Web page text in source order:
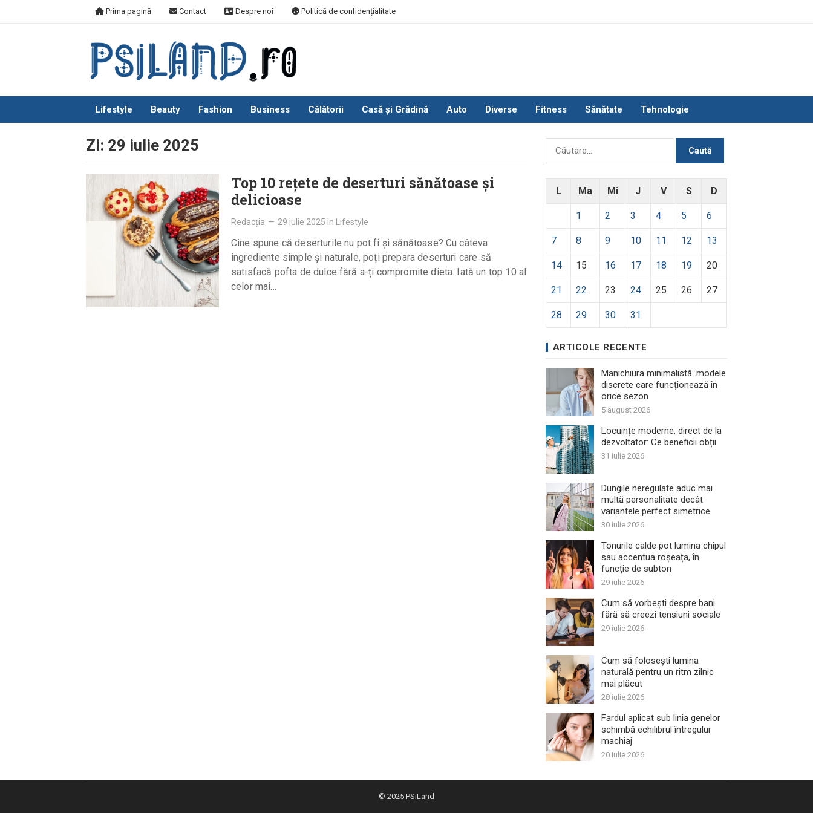
Prima pagină Contact Despre noi Politică de confidențialitate
Lifestyle Beauty Fashion Business Călătorii Casă și Grădină Auto Diverse Fitness Sănătate Tehnologie
Zi: 29 iulie 2025
Top 10 rețete de deserturi sănătoase și
delicioase
Redacția — 29 iulie 2025 in Lifestyle
Cine spune că deserturile nu pot fi și sănătoase? Cu câteva
ingrediente simple și naturale, poți prepara deserturi care să
satisfacă pofta de dulce fără a-ți compromite dieta. Iată un top 10 al
celor mai…
Caută
L Ma Mi J V S D
1 2 3 4 5 6
7 8 9 10 11 12 13
14 15 16 17 18 19 20
21 22 23 24 25 26 27
28 29 30 31
ARTICOLE RECENTE
Manichiura minimalistă: modele
discrete care funcționează în
orice sezon
5 august 2026
Locuințe moderne, direct de la
dezvoltator: Ce beneficii obții
31 iulie 2026
Dungile neregulate aduc mai
multă personalitate decât
variantele perfect simetrice
30 iulie 2026
Tonurile calde pot lumina chipul
sau accentua roșeața, în
funcție de subton
29 iulie 2026
Cum să vorbești despre bani
fără să creezi tensiuni sociale
29 iulie 2026
Cum să folosești lumina
naturală pentru un ritm zilnic
mai plăcut
28 iulie 2026
Fardul aplicat sub linia genelor
schimbă echilibrul întregului
machiaj
20 iulie 2026
© 2025 PSiLand